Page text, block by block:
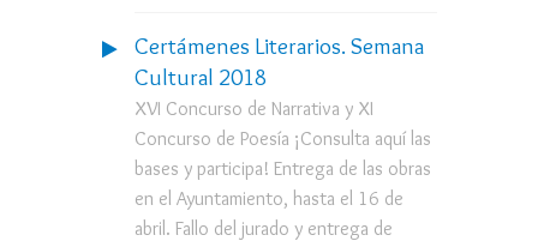
Certámenes Literarios. Semana
Cultural 2018
XVI Concurso de Narrativa y XI
Concurso de Poesía ¡Consulta aquí las
bases y participa! Entrega de las obras
en el Ayuntamiento, hasta el 16 de
abril. Fallo del jurado y entrega de